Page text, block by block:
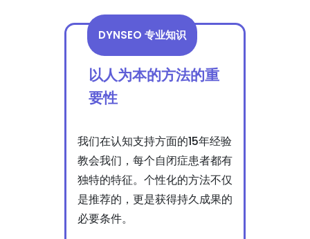
DYNSEO 专业知识
以人为本的方法的重
要性
我们在认知支持方面的15年经验
教会我们，每个自闭症患者都有
独特的特征。个性化的方法不仅
是推荐的，更是获得持久成果的
必要条件。